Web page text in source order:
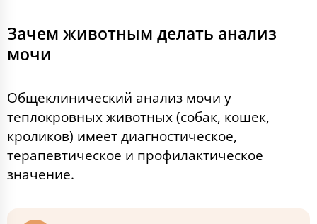
Зачем животным делать анализ
мочи
Общеклинический анализ мочи у
теплокровных животных (собак, кошек,
кроликов) имеет диагностическое,
терапевтическое и профилактическое
значение.